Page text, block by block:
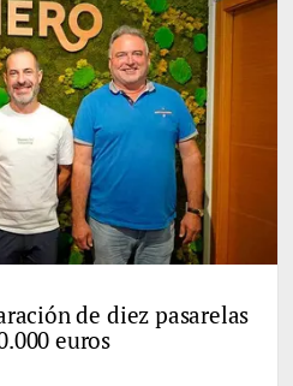
de diez pasarelas
euros